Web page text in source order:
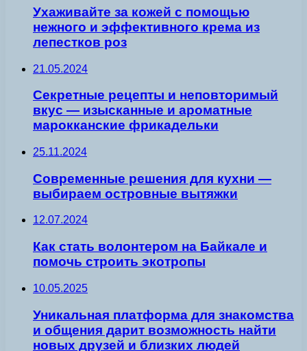
Ухаживайте за кожей с помощью
нежного и эффективного крема из
лепестков роз
21.05.2024
Секретные рецепты и неповторимый
вкус — изысканные и ароматные
марокканские фрикадельки
25.11.2024
Современные решения для кухни —
выбираем островные вытяжки
12.07.2024
Как стать волонтером на Байкале и
помочь строить экотропы
10.05.2025
Уникальная платформа для знакомства
и общения дарит возможность найти
новых друзей и близких людей